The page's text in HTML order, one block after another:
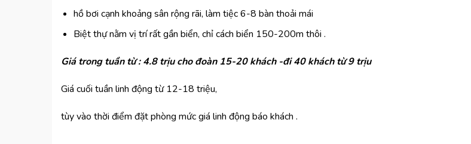
hồ bơi cạnh khoảng sân rộng rãi, làm tiệc 6-8 bàn thoải mái
Biệt thự nằm vị trí rất gần biển, chỉ cách biển 150-200m thôi .
Giá trong tuần từ : 4.8 trịu cho đoàn 15-20 khách -đi 40 khách từ 9 trịu
Giá cuối tuần linh động từ 12-18 triệu,
tùy vào thời điểm đặt phòng mức giá linh động báo khách .